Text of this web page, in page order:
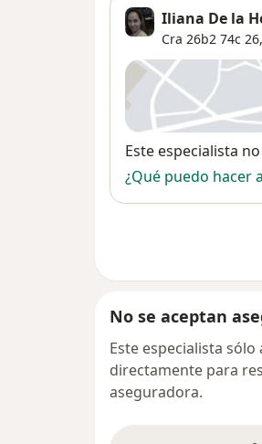
Iliana De la
Cra 26b2 74c 26,
Disponibilidad
Este especialista
¿Qué puedo hacer
No se aceptan
Este especialista
directamente para
aseguradora.